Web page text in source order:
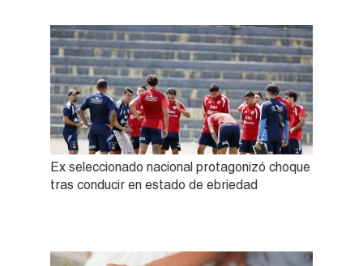
Ex seleccionado nacional protagonizó choque
tras conducir en estado de ebriedad